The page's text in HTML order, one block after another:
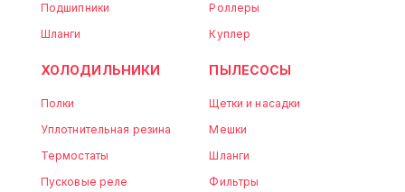
Подшипники
Шланги
Роллеры
Куплер
ХОЛОДИЛЬНИКИ
Полки
Уплотнительная резина
Термостаты
Пусковые реле
ПЫЛЕСОСЫ
Щетки и насадки
Мешки
Шланги
Фильтры